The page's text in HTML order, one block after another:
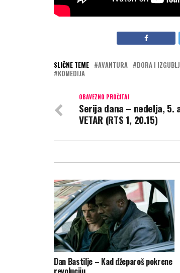
SLIČNE TEME AVANTURA DORA I
KOMEDIJA
OBAVEZNO PROČITAJ
Serija dana – nedelja, 5.
VETAR (RTS 1, 20.15)
Dan Bastilje – Kad džeparoš pokrene